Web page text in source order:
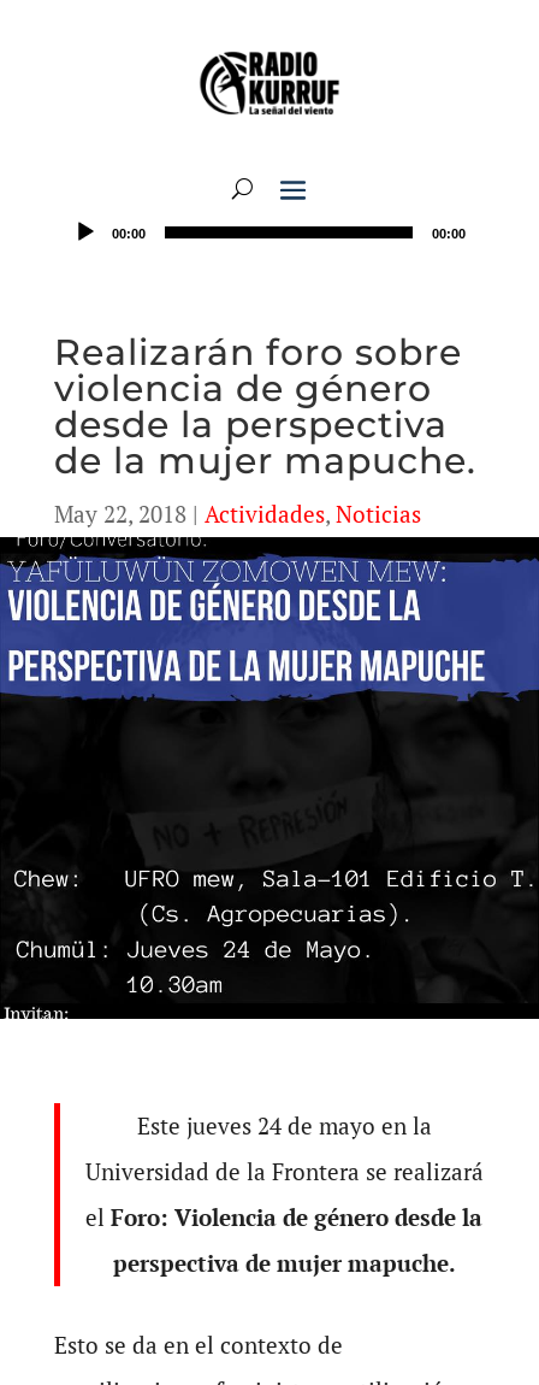
00:00 00:00
Realizarán foro sobre
violencia de género
desde la perspectiva
de la mujer mapuche.
May 22, 2018| Actividades, Noticias
Este jueves 24 de mayo en la
Universidad de la Frontera se realizará
elForo: Violencia de género desde la
perspectiva de mujer mapuche.
Esto se da en el contexto de